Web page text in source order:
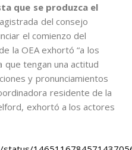
que se produzca el
del consejo
el comienzo del
la OEA exhortó “a los
tengan una actitud
y pronunciamientos
residente de la
exhortó a los actores